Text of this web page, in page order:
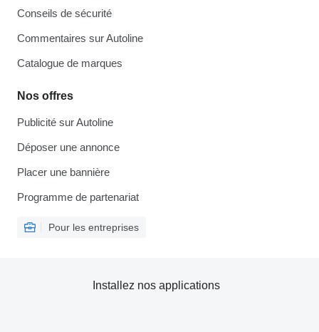
Conseils de sécurité
Commentaires sur Autoline
Catalogue de marques
Nos offres
Publicité sur Autoline
Déposer une annonce
Placer une bannière
Programme de partenariat
Pour les entreprises
Installez nos applications